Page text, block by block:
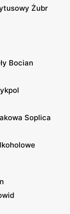
Żubr
Bocian
Soplica